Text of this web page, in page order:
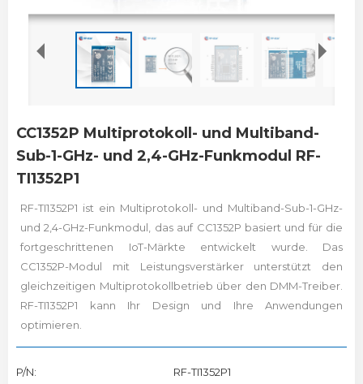
CC1352P Multiprotokoll- und Multiband-
Sub-1-GHz- und 2,4-GHz-Funkmodul RF-
TI1352P1
RF-TI1352P1 ist ein Multiprotokoll- und Multiband-Sub-1-GHz-
und 2,4-GHz-Funkmodul, das auf CC1352P basiert und für die
fortgeschrittenen IoT-Märkte entwickelt wurde. Das
CC1352P-Modul mit Leistungsverstärker unterstützt den
gleichzeitigen Multiprotokollbetrieb über den DMM-Treiber.
RF-TI1352P1 kann Ihr Design und Ihre Anwendungen
optimieren.
P/N: RF-TI1352P1